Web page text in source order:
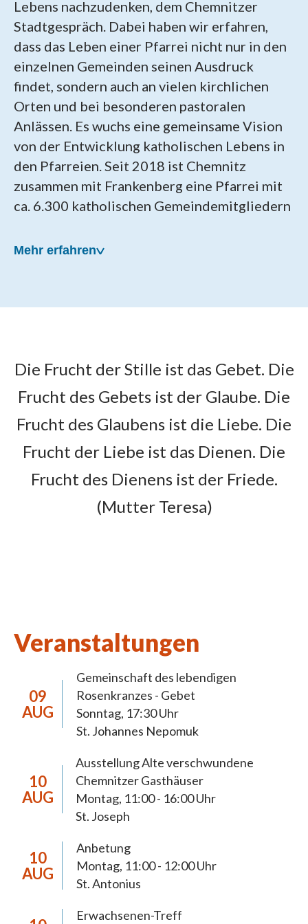
Lebens nachzudenken, dem Chemnitzer
Stadtgespräch. Dabei haben wir erfahren,
dass das Leben einer Pfarrei nicht nur in den
einzelnen Gemeinden seinen Ausdruck
findet, sondern auch an vielen kirchlichen
Orten und bei besonderen pastoralen
Anlässen. Es wuchs eine gemeinsame Vision
von der Entwicklung katholischen Lebens in
den Pfarreien. Seit 2018 ist Chemnitz
zusammen mit Frankenberg eine Pfarrei mit
ca. 6.300 katholischen Gemeindemitgliedern
Mehr erfahren
22. April 2018 gegründet
Als Patronat für die neue Pfarrei wählten die
Chemnitzer die Hl. Mutter Teresa, die in den
80er Jahren zweimal in Chemnitz war und
eine Niederlassung eröffnet hat. Mit dem
besonders bei denen zu sein, die an den Rand
10,10)
Pastorale
Schwerpunktsetzungen
Die Pastoralen Schwerpunktsetzungen
dienen der 2018 neugegründeten Pfarrei Hl.
Mutter Teresa Chemnitz zur Orientierung
anstehende pastorale, wirtschaftliche und
organisatorische Weichenstellungen werden
eine weiterreichende Tragweite haben und
müssen sich daraus begründen lassen. Die
Die Frucht der Stille ist das Gebet. Die
Frucht des Gebets ist der Glaube. Die
Frucht des Glaubens ist die Liebe. Die
Frucht der Liebe ist das Dienen. Die
Frucht des Dienens ist der Friede.
(Mutter Teresa)
Veranstaltungen
09
AUG
Gemeinschaft des lebendigen
Rosenkranzes - Gebet
Sonntag, 17:30 Uhr
St. Johannes Nepomuk
10
AUG
Ausstellung Alte verschwundene
Chemnitzer Gasthäuser
Montag, 11:00 - 16:00 Uhr
St. Joseph
10
AUG
Anbetung
Montag, 11:00 - 12:00 Uhr
St. Antonius
Erwachsenen-Treff